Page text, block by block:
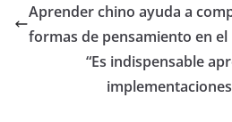
Aprender chino ayuda a
formas de pensamiento en
“Es indispensable